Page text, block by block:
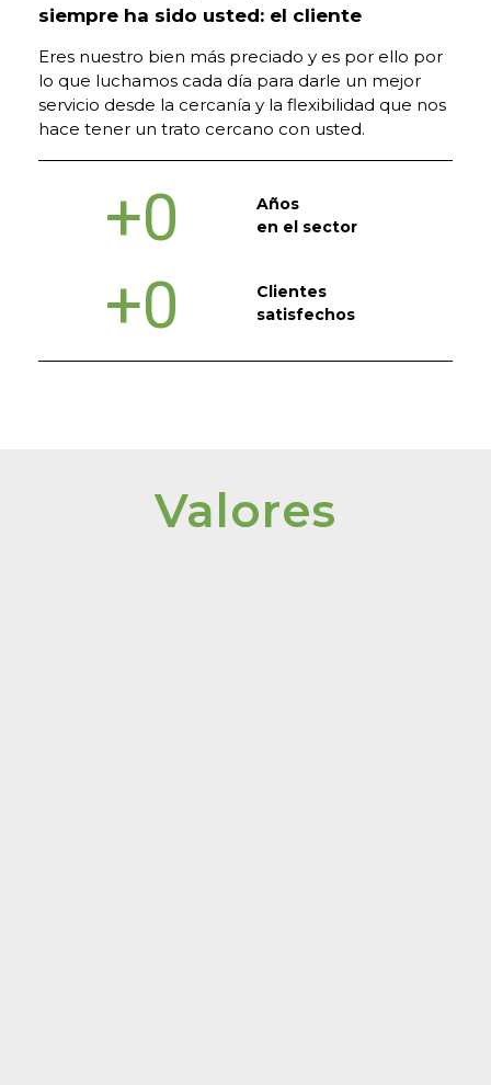
siempre ha sido usted: el cliente
Eres nuestro bien más preciado y es por ello por
lo que luchamos cada día para darle un mejor
servicio desde la cercanía y la flexibilidad que nos
hace tener un trato cercano con usted.
+0
Años
en el sector
+0
Clientes
satisfechos
Valores